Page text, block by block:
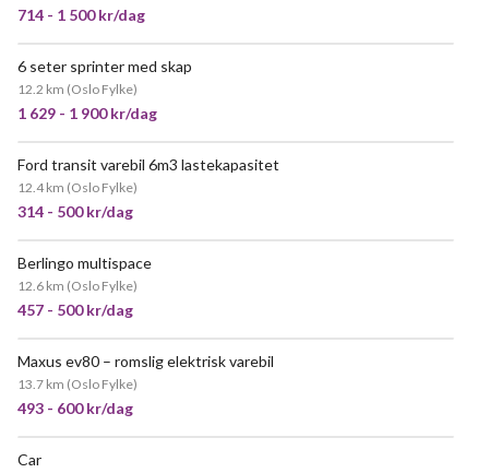
714 - 1 500 kr/dag
6 seter sprinter med skap
12.2 km (Oslo Fylke)
1 629 - 1 900 kr/dag
Ford transit varebil 6m3 lastekapasitet
12.4 km (Oslo Fylke)
314 - 500 kr/dag
Berlingo multispace
12.6 km (Oslo Fylke)
457 - 500 kr/dag
Maxus ev80 – romslig elektrisk varebil
13.7 km (Oslo Fylke)
493 - 600 kr/dag
Car